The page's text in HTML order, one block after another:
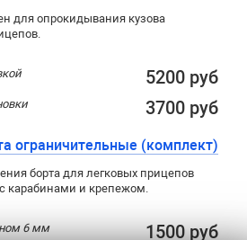
для опрокидывания кузова
5200 руб
3700 руб
ограничительные (комплект)
борта для легковых прицепов
карабинами и крепежом.
6 мм 1500 руб